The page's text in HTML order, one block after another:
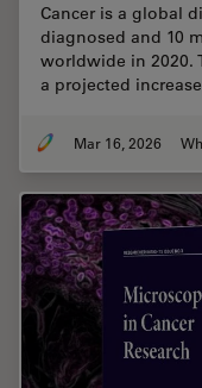
Cancer is a global
diagnosed and 10
worldwide in 2020.
a projected
Mar 16, 2026